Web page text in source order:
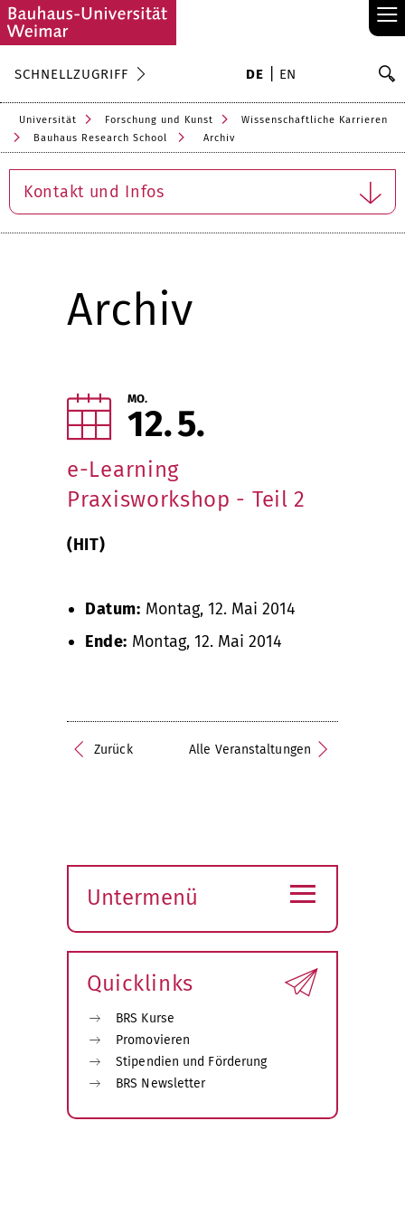
≡
SCHNELLZUGRIFF DE EN
Universität Forschung und Kunst
Wissenschaftliche Karrieren
Bauhaus Research School
Archiv
Kontakt und Infos
Archiv
MO.
12 5
e-Learning
Praxisworkshop - Teil 2
(HIT)
Datum: Montag, 12. Mai 2014
Ende: Montag, 12. Mai 2014
Zurück Alle Veranstaltungen
Untermenü
öffnen
≡
Quicklinks
BRS Kurse
Promovieren
Stipendien und Förderung
BRS Newsletter